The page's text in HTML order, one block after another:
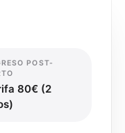
POST-
80€ (2